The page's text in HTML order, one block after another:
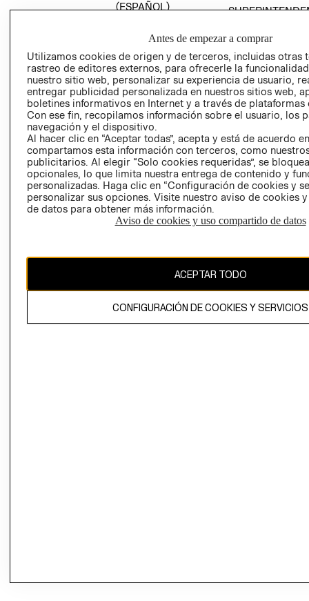
(ESPAÑOL)
TRANSPARENCIA
Y ÉTICA (INGLÉS)
COMERCIO - SIC
PETICIONES
QUEJAS Y
RECLAMOS
Colombia ($)
CAMBIAR REGIÓN
propiedad de H&M Hennes & Mauritz AB.
Antes de empezar a comprar
Utilizamos cookies de origen y de terceros, incluidas otras
rastreo de editores externos, para ofrecerle la
nuestro sitio web, personalizar su experiencia de usuario,
entregar publicidad personalizada en nuestros sitios web,
boletines informativos en Internet y a través de plataformas
Con ese fin, recopilamos información sobre el usuario, los
navegación y el dispositivo.
Al hacer clic en “Aceptar todas”, acepta y está de acuerdo
compartamos esta información con terceros, como
publicitarios. Al elegir “Solo cookies requeridas”, se
opcionales, lo que limita nuestra entrega de contenido y
personalizadas. Haga clic en “Configuración de cookies y
personalizar sus opciones. Visite nuestro aviso de cookies
de datos para obtener más información.
Aviso de cookies y uso compartido de datos
ACEPTAR TODO
CONFIGURACIÓN DE COOKIES Y SERVICIOS